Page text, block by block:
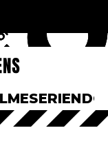
SERIEN